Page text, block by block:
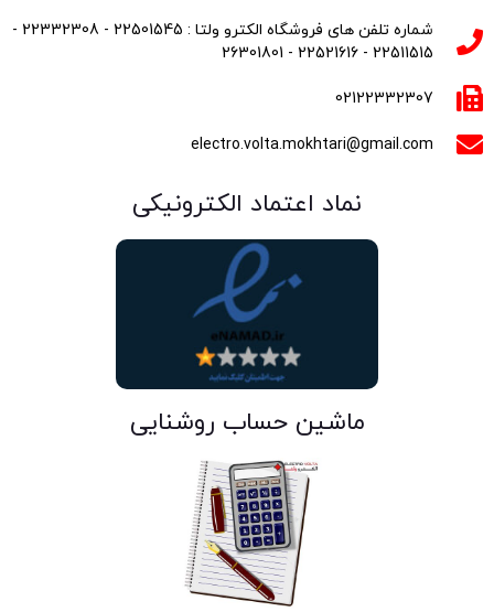
شماره تلفن های فروشگاه الکترو ولتا : 22501545 - 22332308 -
22511515 - 22521616 - 26301801
02122332307
electro.volta.mokhtari@gmail.com
نماد اعتماد الکترونیکی
ماشین حساب روشنایی